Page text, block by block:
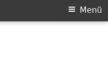
und Trekkingtouren
Menü